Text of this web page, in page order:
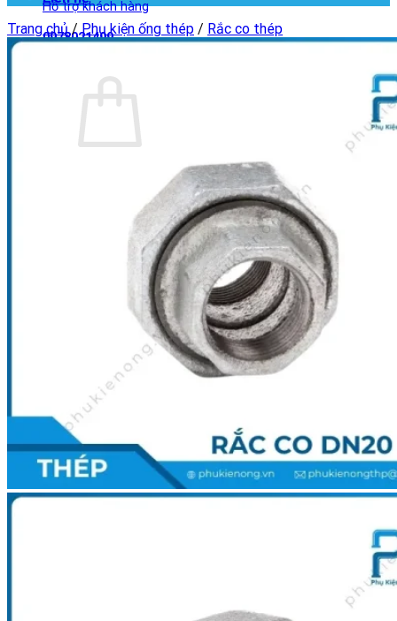
Hỗ trợ khách hàng
0978021499
Chưa có sản phẩm trong giỏ hàng.
Quay trở lại cửa hàng
Trang chủ / Phụ kiện ống thép / Rắc co thép